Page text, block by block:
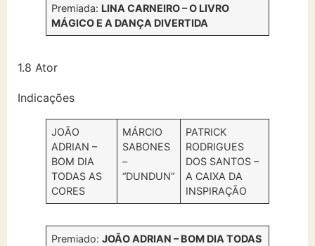
Premiada: LINA CARNEIRO – O LIVRO
MÁGICO E A DANÇA DIVERTIDA
1.8 Ator
Indicações
JOÃO
ADRIAN –
BOM DIA
TODAS AS
CORES
MÁRCIO
SABONES
–
“DUNDUN”
PATRICK
RODRIGUES
DOS SANTOS –
A CAIXA DA
INSPIRAÇÃO
Premiado:JOÃO ADRIAN – BOM DIA TODAS